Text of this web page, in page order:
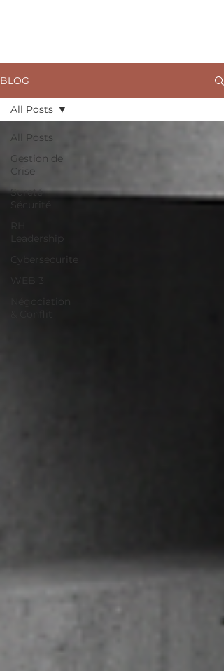
BLOG
All Posts
Gestion de
Crise
Sureté
Sécurité
Leadership
Cybersecurite
Négociation
All Posts